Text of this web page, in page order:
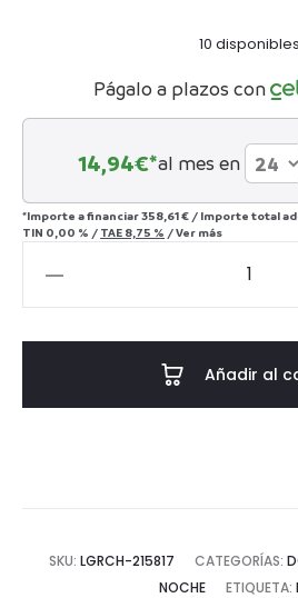
10 disponibles
Págalo a plazos con
14,94€*al mes en
*Importe a financiar358,61 € / Importe total
TIN 0,00 % / TAE 8,75 % /Ver más
Añadir al
SKU: LGRCH-215817 CATEGORÍAS:
NOCHE
ETIQUETA: